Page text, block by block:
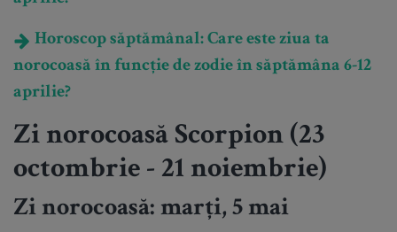
Horoscop săptămânal: Care este ziua ta
norocoasă în funcție de zodie în săptămâna 6-12
aprilie?
Zi norocoasă Scorpion (23
octombrie - 21 noiembrie)
Zi norocoasă: marți, 5 mai